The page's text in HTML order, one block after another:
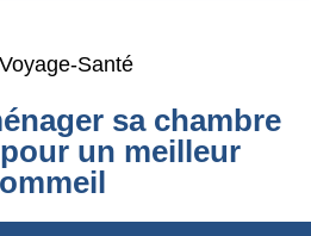
Santé
sa chambre
un meilleur